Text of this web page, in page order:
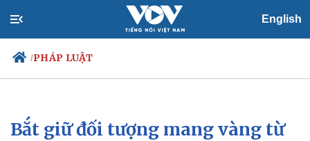
English
/PHÁP LUẬT
Chính trị
Xã hội
Bắt giữ đối tượng mang vàng từ